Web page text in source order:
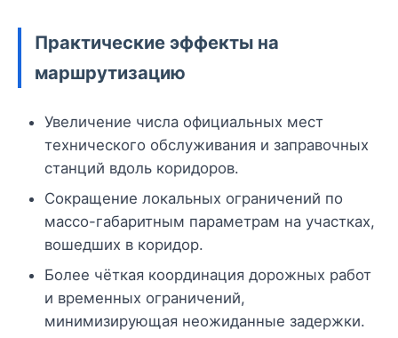
Практические эффекты на
маршрутизацию
Увеличение числа официальных мест
технического обслуживания и заправочных
станций вдоль коридоров.
Сокращение локальных ограничений по
массо-габаритным параметрам на участках,
вошедших в коридор.
Более чёткая координация дорожных работ
и временных ограничений,
минимизирующая неожиданные задержки.